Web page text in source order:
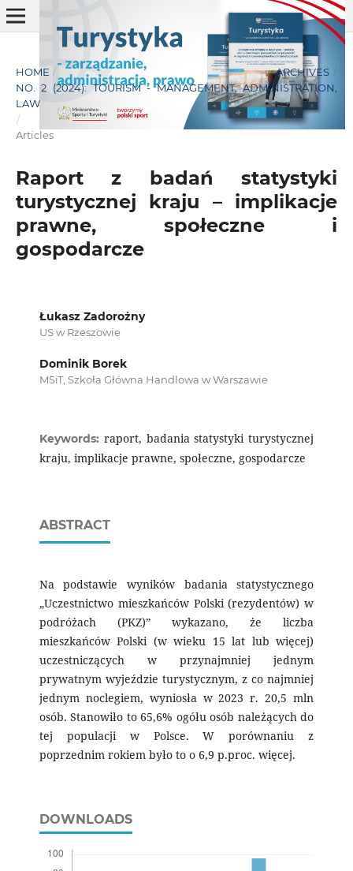
HOME / ARCHIVES
NO. 2 (2024): TOURISM - MANAGEMENT, ADMINISTRATION,
LAW
/
Articles
Raport z badań statystyki
turystycznej kraju – implikacje
prawne, społeczne i
gospodarcze
Łukasz Zadorożny
US w Rzeszowie
Dominik Borek
MSiT, Szkoła Główna Handlowa w Warszawie
Keywords: raport, badania statystyki turystycznej
kraju, implikacje prawne, społeczne, gospodarcze
ABSTRACT
Na podstawie wyników badania statystycznego
„Uczestnictwo mieszkańców Polski (rezydentów) w
podróżach (PKZ)” wykazano, że liczba
mieszkańców Polski (w wieku 15 lat lub więcej)
uczestniczących w przynajmniej jednym
prywatnym wyjeździe turystycznym, z co najmniej
jednym noclegiem, wyniosła w 2023 r. 20,5 mln
osób. Stanowiło to 65,6% ogółu osób należących do
tej populacji w Polsce. W porównaniu z
poprzednim rokiem było to o 6,9 p.proc. więcej.
DOWNLOADS